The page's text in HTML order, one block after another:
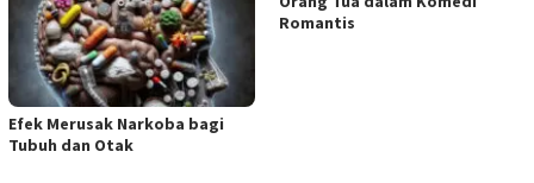
Efek Merusak Narkoba bagi
Tubuh dan Otak
Romantis